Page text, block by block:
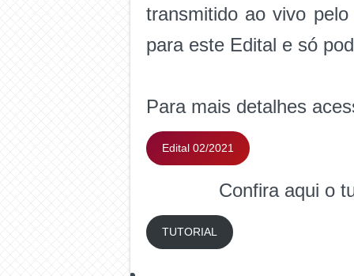
transmitido ao vivo
para este Edital e só
Para mais detalhes
Edital 02/2021
Confira aqui o
TUTORIAL